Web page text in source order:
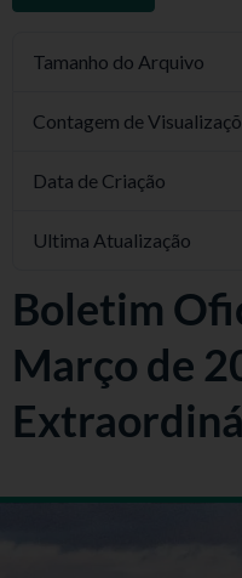
Tamanho do Arquivo
Contagem de
Data de Criação
Ultima Atualização
Boletim
Março de